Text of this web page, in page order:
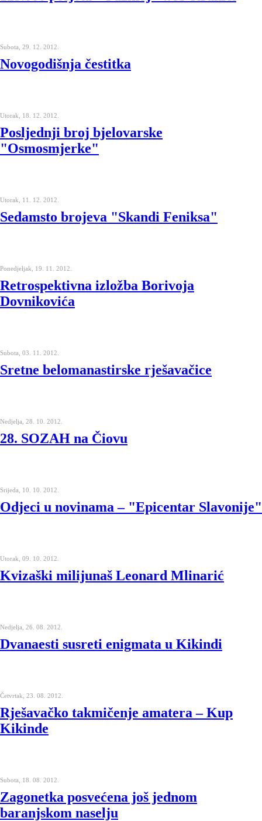
Subota, 29. 12. 2012.
Novogodišnja čestitka
Utorak, 18. 12. 2012.
Posljednji broj bjelovarske
"Osmosmjerke"
Utorak, 11. 12. 2012.
Sedamsto brojeva "Skandi Feniksa"
Ponedjeljak, 19. 11. 2012.
Retrospektivna izložba Borivoja
Dovnikovića
Subota, 03. 11. 2012.
Sretne belomanastirske rješavačice
Nedjelja, 28. 10. 2012.
28. SOZAH na Čiovu
Srijeda, 10. 10. 2012.
Odjeci u novinama – "Epicentar Slavonije"
Utorak, 09. 10. 2012.
Kvizaški milijunaš Leonard Mlinarić
Nedjelja, 26. 08. 2012.
Dvanaesti susreti enigmata u Kikindi
Četvrtak, 23. 08. 2012.
Rješavačko takmičenje amatera – Kup
Kikinde
Subota, 18. 08. 2012.
Zagonetka posvećena još jednom
baranjskom naselju